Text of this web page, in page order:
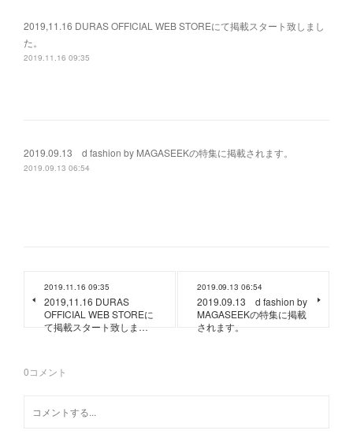
2019,11.16 DURAS OFFICIAL WEB STOREにて掲載スタート致しまし
た。
2019.11.16 09:35
2019.09.13 d fashion by MAGASEEKの特集に掲載されます。
2019.09.13 06:54
2019.11.16 09:35
2019,11.16 DURAS
OFFICIAL WEB STOREに
て掲載スタート致しま…
2019.09.13 06:54
2019.09.13 d fashion by
MAGASEEKの特集に掲載
されます。
0コメント